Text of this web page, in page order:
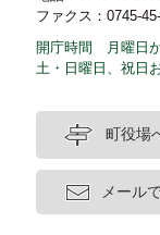
ファクス：0745-
開庁時間 月曜日
土・日曜日、祝日
町役場
メール